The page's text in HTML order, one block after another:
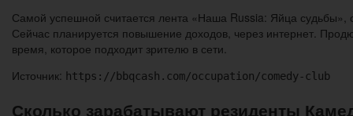
Самой успешной считается лента «Наша Russia: Яйца судьбы»,
Сейчас планируется повышение доходов, через интернет.
время, которое подходит зрителю в сети.
Источник: https://bbqcash.com/occupation/comedy-club
Сколько зарабатывают резиденты